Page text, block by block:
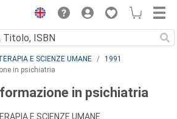
E SCIENZE UMANE
1991
in psichiatria
in psichiatria
E SCIENZE UMANE